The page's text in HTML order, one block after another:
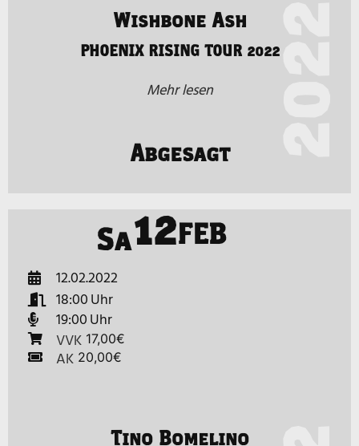
Wishbone Ash
PHOENIX RISING TOUR 2022
Mehr lesen
Abgesagt 2022
Sa12FEB
12.02.2022
18:00
19:00
VVK 17,00€
AK 20,00€
Tino Bomelino